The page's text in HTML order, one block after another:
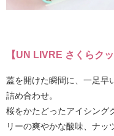
【UN LIVRE さくらクッ
蓋を開けた瞬間に、一足早
詰め合わせ。
桜をかたどったアイシング
リーの爽やかな酸味、ナッ